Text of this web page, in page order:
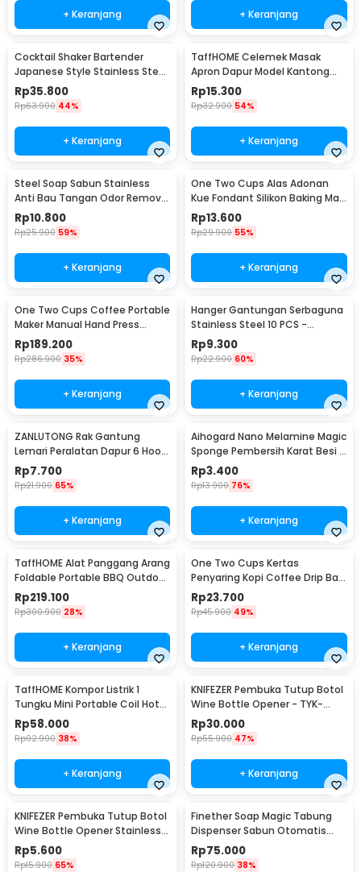
+ Keranjang + Keranjang
Cocktail Shaker Bartender
Japanese Style Stainless Steel
200ml
Rp35.800
Rp63.900 44%
+ Keranjang
TaffHOME Celemek Masak
Apron Dapur Model Kantong
Pola Spatula - JJ41
Rp15.300
Rp32.900 54%
+ Keranjang
Steel Soap Sabun Stainless
Anti Bau Tangan Odor Remove
- HW071
Rp10.800
Rp25.900 59%
+ Keranjang
One Two Cups Alas Adonan
Kue Fondant Silikon Baking Mat
Anti Slip - JJ3873
Rp13.600
Rp29.900 55%
+ Keranjang
One Two Cups Coffee Portable
Maker Manual Hand Press
Espresso 300ml - T35066
Rp189.200
Rp286.900 35%
+ Keranjang
Hanger Gantungan Serbaguna
Stainless Steel 10 PCS -
M127105
Rp9.300
Rp22.900 60%
+ Keranjang
ZANLUTONG Rak Gantung
Lemari Peralatan Dapur 6 Hook
Besi - 2137
Rp7.700
Rp21.900 65%
+ Keranjang
Aihogard Nano Melamine Magic
Sponge Pembersih Karat Besi -
CW62
Rp3.400
Rp13.900 76%
+ Keranjang
TaffHOME Alat Panggang Arang
Foldable Portable BBQ Outdoor
Grill Stove - HWSK77
Rp219.100
Rp300.900 28%
+ Keranjang
One Two Cups Kertas
Penyaring Kopi Coffee Drip Bag
Paper Filter 50PCS - T111
Rp23.700
Rp45.900 49%
+ Keranjang
TaffHOME Kompor Listrik 1
Tungku Mini Portable Coil Hot
Plate 500W - C1-1000-03
Rp58.000
Rp92.900 38%
+ Keranjang
KNIFEZER Pembuka Tutup Botol
Wine Bottle Opener - TYK-
074B
Rp30.000
Rp55.900 47%
+ Keranjang
KNIFEZER Pembuka Tutup Botol
Wine Bottle Opener Stainless
Steel - WS01
Rp5.600
Rp15.900 65%
Finether Soap Magic Tabung
Dispenser Sabun Otomatis
400ml - AD-03
Rp75.000
Rp120.900 38%